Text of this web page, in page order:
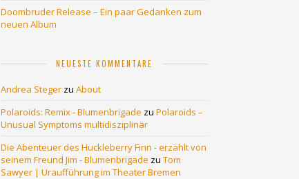
Doombruder Release – Ein paar Gedanken zum
neuen Album
NEUESTE KOMMENTARE
Andrea Steger zu About
Polaroids: Remix - Blumenbrigade zu Polaroids –
Unusual Symptoms multidisziplinär
Die Abenteuer des Huckleberry Finn - erzählt von
seinem Freund Jim - Blumenbrigade zu Tom
Sawyer | Uraufführung im Theater Bremen